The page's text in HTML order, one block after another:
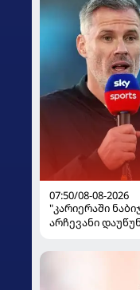
07:50/08-08-2026
"კარიერაში
არჩევანი